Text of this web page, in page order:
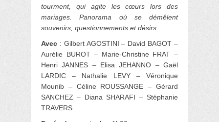
tourment, qui agite les cœurs lors des
mariages. Panorama où se démêlent
souvenirs, questionnements et désirs.
Avec : Gilbert AGOSTINI – David BAGOT –
Aurélie BUROT – Marie-Christine FRAT –
Henri JANNES – Elisa JEHANNO – Gaël
LARDIC – Nathalie LEVY – Véronique
Mounib – Céline ROUSSANGE – Gérard
SANCHEZ – Diana SHARAFI – Stéphanie
TRAVERS